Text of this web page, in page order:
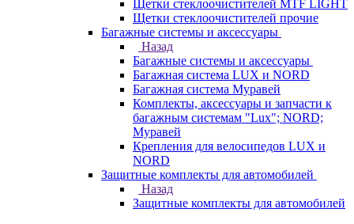
Щетки стеклоочистителей MTF LIGHT
Щетки стеклоочистителей прочие
Багажные системы и аксессуары
Назад
Багажные системы и аксессуары
Багажная система LUX и NORD
Багажная система Муравей
Комплекты, аксессуары и запчасти к
багажным системам "Lux"; NORD;
Муравей
Крепления для велосипедов LUX и
NORD
Защитные комплекты для автомобилей
Назад
Защитные комплекты для автомобилей